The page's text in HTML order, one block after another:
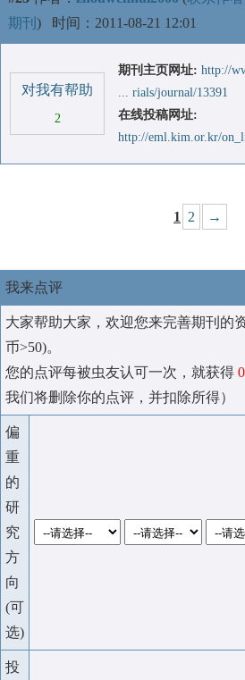
期刊 ) 时间：2011-08-21 12:01
对我有帮助
2
期刊主页网址: http://
... rials/journal/13391
在线投稿网址:
http://eml.kim.or.kr/
1 2 →
我来点评
大家帮助大家，欢迎您来完善期刊的
币>50)。
您的点评每被虫友认可一次，就获得
我们将删除你的点评，并扣除所得）
偏
重
的
研
究
方
向
(可
选)
投